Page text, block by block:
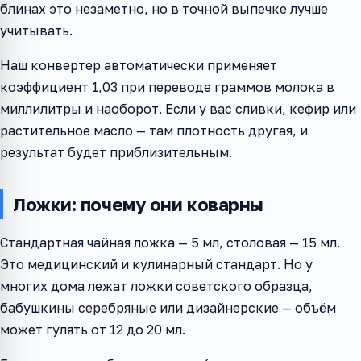
блинах это незаметно, но в точной выпечке лучше
учитывать.
Наш конвертер автоматически применяет
коэффициент 1,03 при переводе граммов молока в
миллилитры и наоборот. Если у вас сливки, кефир или
растительное масло — там плотность другая, и
результат будет приблизительным.
Ложки: почему они коварны
Стандартная чайная ложка — 5 мл, столовая — 15 мл.
Это медицинский и кулинарный стандарт. Но у
многих дома лежат ложки советского образца,
бабушкины серебряные или дизайнерские — объём
может гулять от 12 до 20 мл.